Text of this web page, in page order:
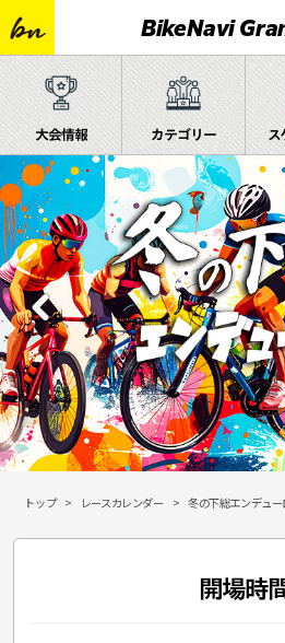
BikeNavi
大会情報 カテゴリー ス
トップ レースカレンダー 冬の下総エンデュー
開場時